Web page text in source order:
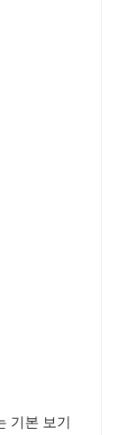
기본 보기